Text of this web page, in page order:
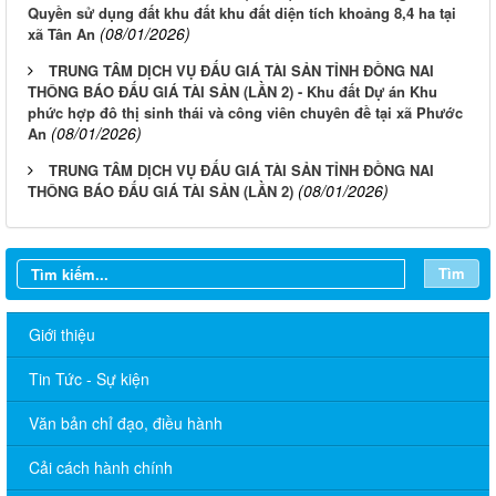
Quyền sử dụng đất khu đất khu đất diện tích khoảng 8,4 ha tại
xã Tân An (08/01/2026)
TRUNG TÂM DỊCH VỤ ĐẤU GIÁ TÀI SẢN TỈNH ĐỒNG NAI
THÔNG BÁO ĐẤU GIÁ TÀI SẢN (LẦN 2) - Khu đất Dự án Khu
phức hợp đô thị sinh thái và công viên chuyên đề tại xã Phước
An (08/01/2026)
TRUNG TÂM DỊCH VỤ ĐẤU GIÁ TÀI SẢN TỈNH ĐỒNG NAI
THÔNG BÁO ĐẤU GIÁ TÀI SẢN (LẦN 2) (08/01/2026)
Tìm
Giới thiệu
Tin Tức - Sự kiện
Văn bản chỉ đạo, điều hành
Cải cách hành chính